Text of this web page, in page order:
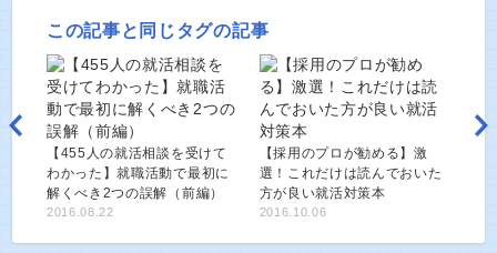
この記事と同じタグの記事
【455人の就活相談を受けて
わかった】就職活動で最初に
解くべき2つの誤解（前編）
2016.08.22
【採用のプロが勧める】激
選！これだけは読んでおいた
方が良い就活対策本
2016.10.06